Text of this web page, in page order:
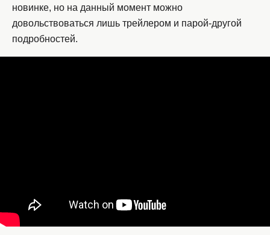
новинке, но на данный момент можно
довольствоваться лишь трейлером и парой-другой
подробностей.